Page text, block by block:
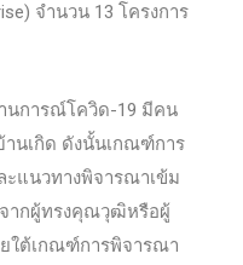
จำนวน 13 โครงการ
นการณ์โควิด-19 มีคน
นเกิด ดังนั้นเกณฑ์การ
แนวทางพิจารณาเข้ม
ากผู้ทรงคุณวุฒิหรือผู้
ใต้เกณฑ์การพิจารณา